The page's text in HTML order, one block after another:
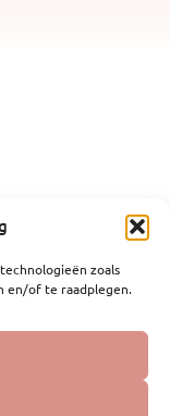
zoals
en/of te raadplegen.